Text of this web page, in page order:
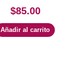
$85.00
Añadir al carrito